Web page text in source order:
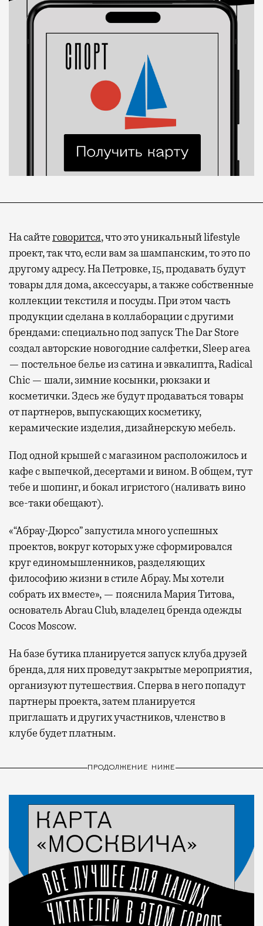
На сайтеговорится, что это уникальный lifestyle
проект, так что, если вам за шампанским, то это по
другому адресу. На Петровке, 15, продавать будут
товары для дома, аксессуары, а также собственные
коллекции текстиля и посуды. При этом часть
продукции сделана в коллаборации с другими
брендами: специально под запуск The Dar Store
создал авторские новогодние салфетки, Sleep area
— постельное белье из сатина и эвкалипта, Radical
Chic — шали, зимние косынки, рюкзаки и
косметички. Здесь же будут продаваться товары
от партнеров, выпускающих косметику,
керамические изделия, дизайнерскую мебель.
Под одной крышей с магазином расположилось и
кафе с выпечкой, десертами и вином. В общем, тут
тебе и шопинг, и бокал игристого (наливать вино
все-таки обещают).
«“Абрау-Дюрсо” запустила много успешных
проектов, вокруг которых уже сформировался
круг единомышленников, разделяющих
философию жизни в стиле Абрау. Мы хотели
собрать их вместе», — пояснила Мария Титова,
основатель Abrau Club, владелец бренда одежды
Cocos Moscow.
На базе бутика планируется запуск клуба друзей
бренда, для них проведут закрытые мероприятия,
организуют путешествия. Сперва в него попадут
партнеры проекта, затем планируется
приглашать и других участников, членство в
клубе будет платным.
ПРОДОЛЖЕНИЕ НИЖЕ